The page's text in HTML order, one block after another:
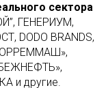
сектора
ГЕНЕРИУМ,
DODO BRANDS,
и другие.